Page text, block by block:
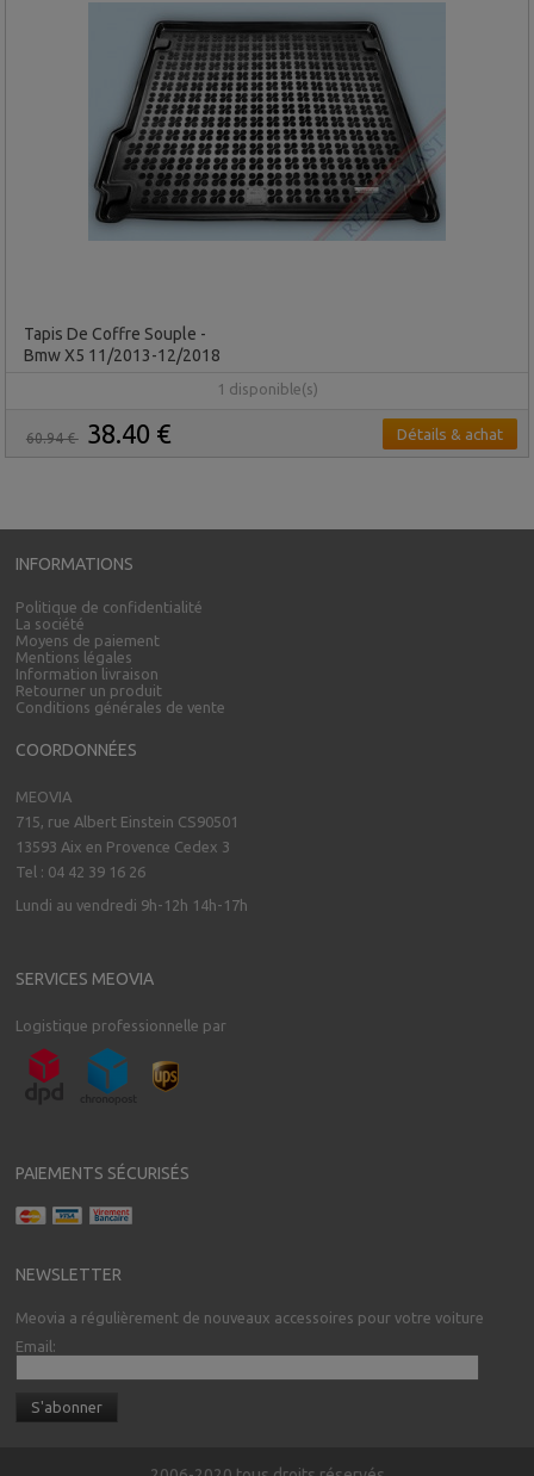
Tapis De Coffre Souple -
Bmw X5 11/2013-12/2018
1 disponible(s)
60.94 € 38.40 € Détails & achat
INFORMATIONS
Politique de confidentialité
La société
Moyens de paiement
Mentions légales
Information livraison
Retourner un produit
Conditions générales de vente
COORDONNÉES
MEOVIA
715, rue Albert Einstein CS90501
13593 Aix en Provence Cedex 3
Tel : 04 42 39 16 26
Lundi au vendredi 9h-12h 14h-17h
SERVICES MEOVIA
Logistique professionnelle par
PAIEMENTS SÉCURISÉS
NEWSLETTER
Meovia a régulièrement de nouveaux accessoires pour votre voiture
Email: